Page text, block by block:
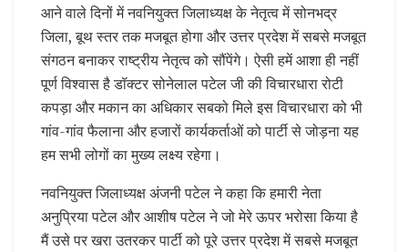
आने वाले दिनों में नवनियुक्त जिलाध्यक्ष के नेतृत्व में सोनभद्र
जिला, बूथ स्तर तक मजबूत होगा और उत्तर प्रदेश में सबसे मजबूत
संगठन बनाकर राष्ट्रीय नेतृत्व को सौंपेंगे। ऐसी हमें आशा ही नहीं
पूर्ण विश्वास है डॉक्टर सोनेलाल पटेल जी की विचारधारा रोटी
कपड़ा और मकान का अधिकार सबको मिले इस विचारधारा को भी
गांव-गांव फैलाना और हजारों कार्यकर्ताओं को पार्टी से जोड़ना यह
हम सभी लोगों का मुख्य लक्ष्य रहेगा।
नवनियुक्त जिलाध्यक्ष अंजनी पटेल ने कहा कि हमारी नेता
अनुप्रिया पटेल और आशीष पटेल ने जो मेरे ऊपर भरोसा किया है
मैं उसे पर खरा उतरकर पार्टी को पूरे उत्तर प्रदेश में सबसे मजबूत